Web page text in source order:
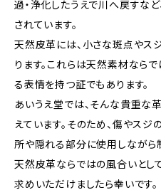
過・浄化したうえで川へ戻すな
されています。
天然皮革には、小さな斑点やス
ります。これらは天然素材なら
る表情を持つ証でもあります。
あいうえ堂では、そんな貴重な
えています。そのため、傷やス
所や隠れる部分に使用しながら
天然皮革ならではの風合いとし
求めいただけましたら幸いです。